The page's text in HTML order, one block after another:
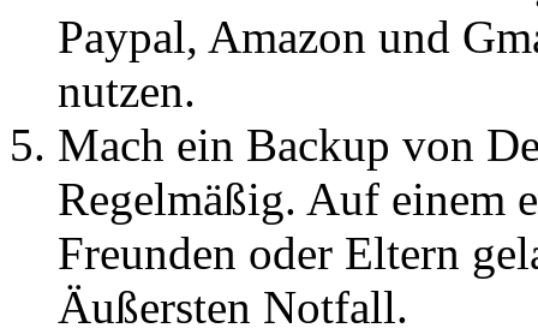
Paypal, Amazon und
nutzen.
Mach ein Backup von
Regelmäßig. Auf einem
Freunden oder Eltern
Äußersten Notfall.